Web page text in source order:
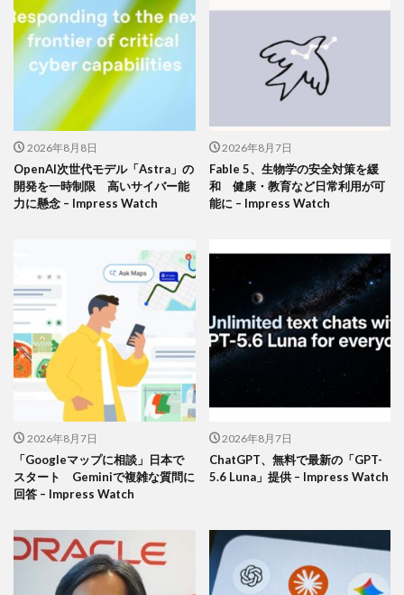
2026年8月8日
OpenAI次世代モデル「Astra」の
開発を一時制限 高いサイバー能
力に懸念 – Impress Watch
2026年8月7日
Fable 5、生物学の安全対策を緩
和 健康・教育など日常利用が可
能に – Impress Watch
2026年8月7日
「Googleマップに相談」日本で
スタート Geminiで複雑な質問に
回答 – Impress Watch
2026年8月7日
ChatGPT、無料で最新の「GPT-
5.6 Luna」提供 – Impress Watch